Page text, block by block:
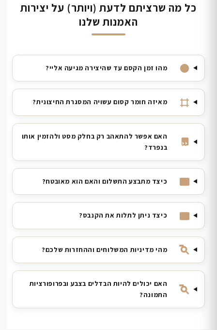
כל מה שרציתם לדעת (ויותר) על יצירות
האמנות שלנו
מהו זמן הקסם עד שהיצירה מגיעה אליי?
מאיזה חומר קסום עשויה המסגרת החיצונית?
האם אפשר להתאהב רק בחלק מסט ולהזמין אותו
בנפרד?
כיצד מתבצע התשלום והאם הוא מאובטח?
כיצד ניתן לתלות את הקנבס?
מהי מדיניות המשלוחים וההחזרות שלכם?
האם יכולים להיות הבדלים בצבע ובפרופורציות
התמונה?